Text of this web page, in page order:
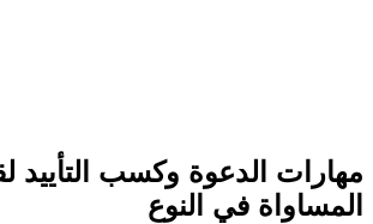
الدعوة وكسب التأييد
في النوع